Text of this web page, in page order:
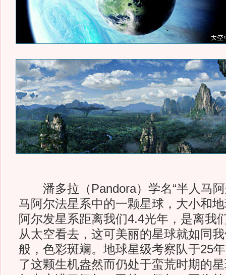
潘多拉（Pandora）学名“半人马阿
马阿尔法星系中的一颗星球，大小和
阿尔发星系距离我们4.4光年，是离我
从太空看去，这可美丽的星球就如同
般，色彩斑斓。地球星级考察队于25
了这颗生机盎然而仍处于蛮荒时期的